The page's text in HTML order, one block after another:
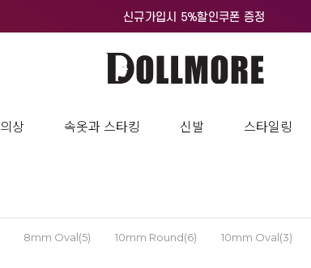
의상 속옷과 스타킹 신발 스타일링
8mm Oval(5) 10mm Round(6) 10mm Oval(3)